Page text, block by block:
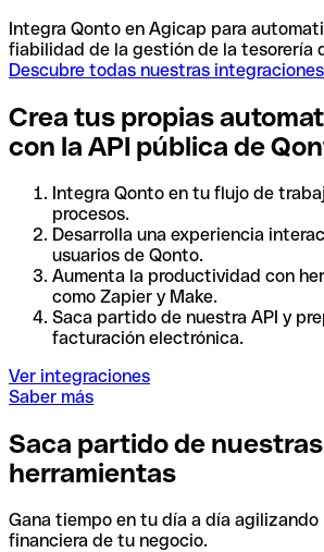
Integra Qonto en Agicap para
fiabilidad de la gestión de la tesorería
Descubre todas nuestras integraciones
Crea tus propias
con la API pública de
Integra Qonto en tu flujo de
procesos.
Desarrolla una experiencia
usuarios de Qonto.
Aumenta la productividad con
como Zapier y Make.
Saca partido de nuestra API y
facturación electrónica.
Ver integraciones
Saber más
Saca partido de nuestras
herramientas
Gana tiempo en tu día a día
financiera de tu negocio.